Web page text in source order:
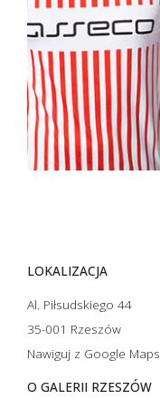
LOKALIZACJA
Al. Piłsudskiego 44
35-001 Rzeszów
Nawiguj z Google Maps
O GALERII RZESZÓW